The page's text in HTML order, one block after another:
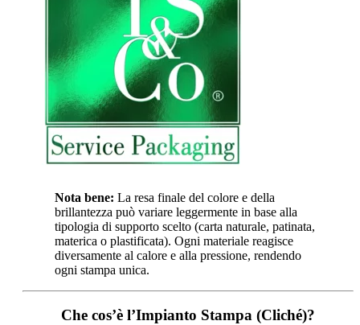
Nota bene: La resa finale del colore e della
brillantezza può variare leggermente in base alla
tipologia di supporto scelto (carta naturale, patinata,
materica o plastificata). Ogni materiale reagisce
diversamente al calore e alla pressione, rendendo
ogni stampa unica.
Che cos’è l’Impianto Stampa (Cliché)?